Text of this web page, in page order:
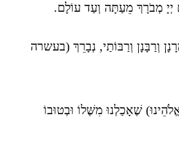
יְיָ מְבֹרָךְ מֵעַתָּה וְעַד עוֹלָם.
וְרַבָּנָן וְרַבּוֹתַי, נְבָרֵךְ (בעשרה
שֶׁאָכַלְנוּ מִשֶּׁלוֹ וּבְטוּבוֹ